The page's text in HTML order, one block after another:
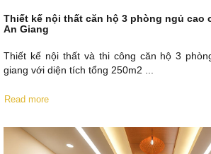
Thiết kế nội thất căn hộ 3 phòng ngủ cao
An Giang
Thiết kế nội thất và thi công căn hộ 3
giang với diện tích tổng 250m2 ...
Read more